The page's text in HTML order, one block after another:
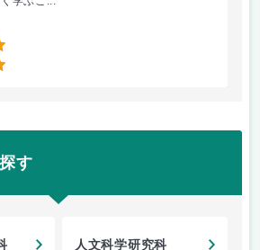
す
人文科学研究科